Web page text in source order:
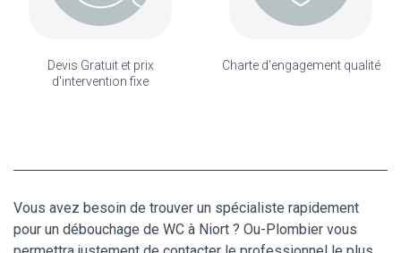
Devis Gratuit et prix
d'intervention fixe
Charte d'engagement qualité
Vous avez besoin de trouver un spécialiste rapidement
pour un débouchage de WC à Niort ? Ou-Plombier vous